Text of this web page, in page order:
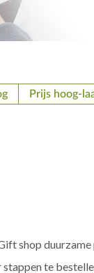
Prijs hoog-
shop
te